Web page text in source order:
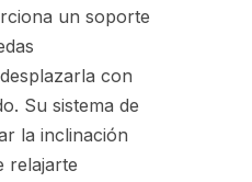
un soporte
con
Su sistema de
la inclinación
relajarte